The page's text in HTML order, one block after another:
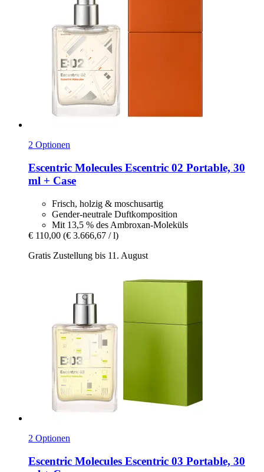
2 Optionen
Escentric Molecules Escentric 02 Portable, 30
ml + Case
Frisch, holzig & moschusartig
Gender-neutrale Duftkomposition
Mit 13,5 % des Ambroxan-Moleküls
€ 110,00 (€ 3.666,67 / l)
Gratis Zustellung bis 11. August
2 Optionen
Escentric Molecules Escentric 03 Portable, 30